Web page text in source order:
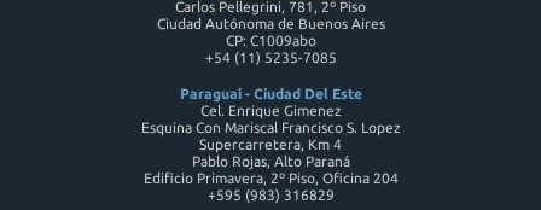
Carlos Pellegrini, 781, 2º Piso
Ciudad Autónoma de Buenos Aires
CP: C1009abo
+54 (11) 5235-7085
Paraguai - Ciudad Del Este
Cel. Enrique Gimenez
Esquina Con Mariscal Francisco S. Lopez
Supercarretera, Km 4
Pablo Rojas, Alto Paraná
Edificio Primavera, 2º Piso, Oficina 204
+595 (983) 316829